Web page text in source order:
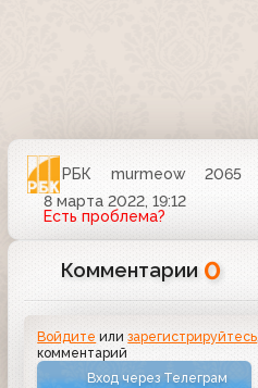
РБК murmeow
2065
8 марта 2022, 19:12
Есть проблема?
Комментарии 0
Войдите илизарегистрируйтесь
комментарий
Вход через Телеграм